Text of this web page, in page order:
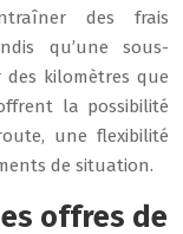
des frais
qu’une sous-
des kilomètres que
la possibilité
une flexibilité
de situation.
offres de